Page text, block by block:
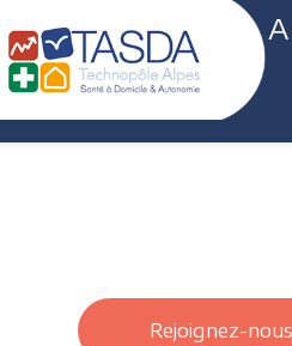
Rejoignez-